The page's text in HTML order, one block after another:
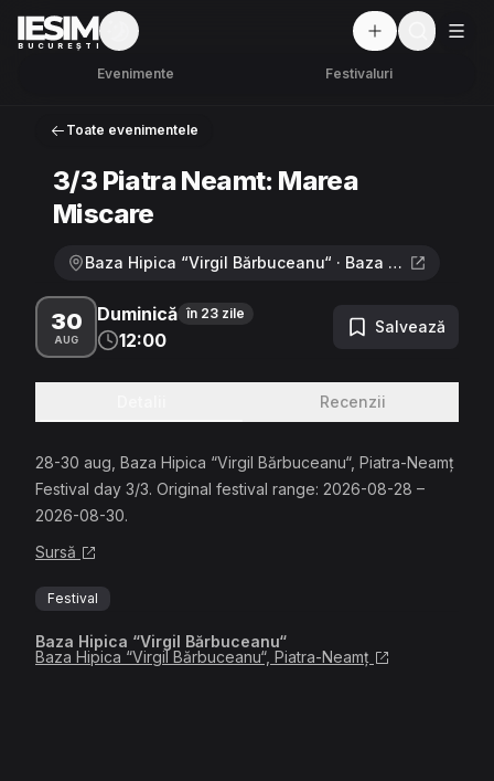
BUCUREȘTI Mod întunecat
Evenimente Festivaluri
Toate evenimentele
3/3 Piatra Neamt: Marea
Miscare
Baza Hipica “Virgil Bărbuceanu“ · Baza Hipica “Virgil Bărbuceanu“, Piatra-Neamț
30
AUG
Duminică în 23 zile
12:00
Salvează
Recenzii
28-30 aug, Baza Hipica “Virgil Bărbuceanu“, Piatra-Neamț
Festival day 3/3. Original festival range: 2026-08-28 –
2026-08-30.
Sursă
Festival
Baza Hipica “Virgil Bărbuceanu“
Baza Hipica “Virgil Bărbuceanu“, Piatra-Neamț